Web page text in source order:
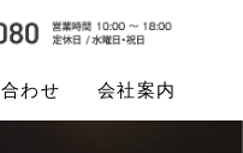
わせ 会社案内